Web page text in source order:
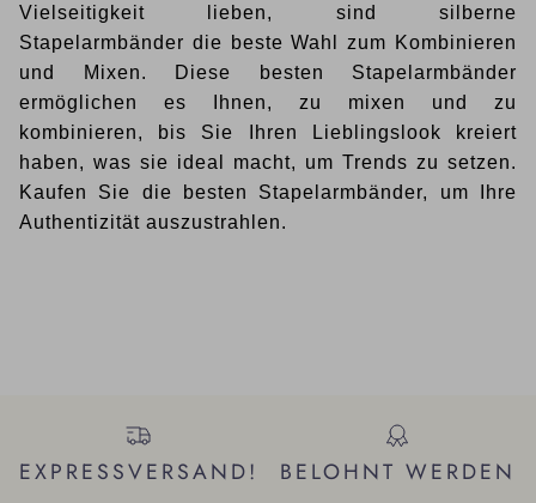
Vielseitigkeit lieben, sind silberne
Stapelarmbänder die beste Wahl zum Kombinieren
und Mixen. Diese besten Stapelarmbänder
ermöglichen es Ihnen, zu mixen und zu
kombinieren, bis Sie Ihren Lieblingslook kreiert
haben, was sie ideal macht, um Trends zu setzen.
Kaufen Sie die besten Stapelarmbänder, um Ihre
Authentizität auszustrahlen.
EXPRESSVERSAND! BELOHNT WERDEN